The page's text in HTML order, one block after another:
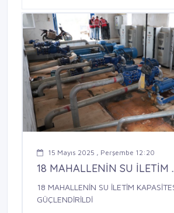
15 Mayıs 2025 , Perşembe 12:20
18 MAHALLENİN SU İLETİM
18 MAHALLENİN SU İLETİM
GÜÇLENDİRİLDİ